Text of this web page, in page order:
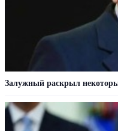
Залужный раскрыл